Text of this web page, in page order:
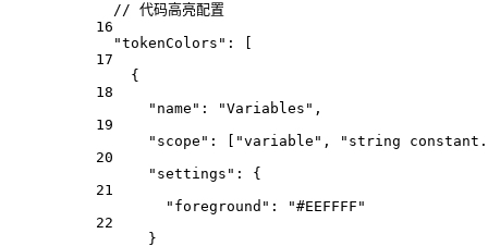
// 代码高亮配置
16
"tokenColors" : [
17
{
18
"name" : "Variables" ,
19
"scope" : [ "variable" ,
"string
20
"settings" : {
21
"foreground" :
"#EEFFFF"
22
}